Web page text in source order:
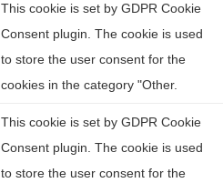
This cookie is set by GDPR Cookie
Consent plugin. The cookie is used
to store the user consent for the
cookies in the category "Other.
This cookie is set by GDPR Cookie
Consent plugin. The cookie is used
to store the user consent for the